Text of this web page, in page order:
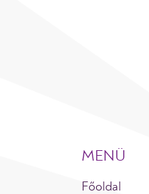
MENÜ
Főoldal